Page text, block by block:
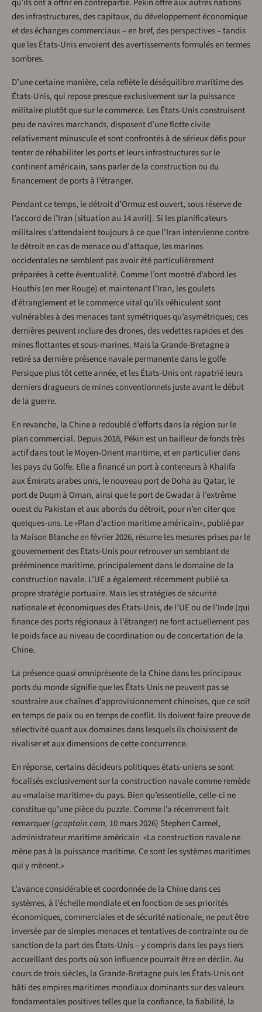
qu’ils ont à offrir en contrepartie. Pékin offre aux autres nations
des infrastructures, des capitaux, du développement économique
et des échanges commerciaux – en bref, des perspectives – tandis
que les États-Unis envoient des avertissements formulés en termes
sombres.
D’une certaine manière, cela reflète le déséquilibre maritime des
États-Unis, qui repose presque exclusivement sur la puissance
militaire plutôt que sur le commerce. Les États-Unis construisent
peu de navires marchands, disposent d’une flotte civile
relativement minuscule et sont confrontés à de sérieux défis pour
tenter de réhabiliter les ports et leurs infrastructures sur le
continent américain, sans parler de la construction ou du
financement de ports à l’étranger.
Pendant ce temps, le détroit d’Ormuz est ouvert, sous réserve de
l’accord de l’Iran [situation au 14 avril]. Si les planificateurs
militaires s’attendaient toujours à ce que l’Iran intervienne contre
le détroit en cas de menace ou d’attaque, les marines
occidentales ne semblent pas avoir été particulièrement
préparées à cette éventualité. Comme l’ont montré d’abord les
Houthis (en mer Rouge) et maintenant l’Iran, les goulets
d’étranglement et le commerce vital qu’ils véhiculent sont
vulnérables à des menaces tant symétriques qu’asymétriques; ces
dernières peuvent inclure des drones, des vedettes rapides et des
mines flottantes et sous-marines. Mais la Grande-Bretagne a
retiré sa dernière présence navale permanente dans le golfe
Persique plus tôt cette année, et les États-Unis ont rapatrié leurs
derniers dragueurs de mines conventionnels juste avant le début
de la guerre.
En revanche, la Chine a redoublé d’efforts dans la région sur le
plan commercial. Depuis 2018, Pékin est un bailleur de fonds très
actif dans tout le Moyen-Orient maritime, et en particulier dans
les pays du Golfe. Elle a financé un port à conteneurs à Khalifa
aux Émirats arabes unis, le nouveau port de Doha au Qatar, le
port de Duqm à Oman, ainsi que le port de Gwadar à l’extrême
ouest du Pakistan et aux abords du détroit, pour n’en citer que
quelques-uns. Le «Plan d’action maritime américain», publié par
la Maison Blanche en février 2026, résume les mesures prises par le
gouvernement des Etats-Unis pour retrouver un semblant de
prééminence maritime, principalement dans le domaine de la
construction navale. L’UE a également récemment publié sa
propre stratégie portuaire. Mais les stratégies de sécurité
nationale et économiques des États-Unis, de l’UE ou de l’Inde (qui
finance des ports régionaux à l’étranger) ne font actuellement pas
le poids face au niveau de coordination ou de concertation de la
Chine.
La présence quasi omniprésente de la Chine dans les principaux
ports du monde signifie que les États-Unis ne peuvent pas se
soustraire aux chaînes d’approvisionnement chinoises, que ce soit
en temps de paix ou en temps de conflit. Ils doivent faire preuve de
sélectivité quant aux domaines dans lesquels ils choisissent de
rivaliser et aux dimensions de cette concurrence.
En réponse, certains décideurs politiques états-uniens se sont
focalisés exclusivement sur la construction navale comme remède
au «malaise maritime» du pays. Bien qu’essentielle, celle-ci ne
constitue qu’une pièce du puzzle. Comme l’a récemment fait
remarquer (gcaptain.com, 10 mars 2026) Stephen Carmel,
administrateur maritime américain «La construction navale ne
mène pas à la puissance maritime. Ce sont les systèmes maritimes
qui y mènent.»
L’avance considérable et coordonnée de la Chine dans ces
systèmes, à l’échelle mondiale et en fonction de ses priorités
économiques, commerciales et de sécurité nationale, ne peut être
inversée par de simples menaces et tentatives de contrainte ou de
sanction de la part des États-Unis – y compris dans les pays tiers
accueillant des ports où son influence pourrait être en déclin. Au
cours de trois siècles, la Grande-Bretagne puis les États-Unis ont
bâti des empires maritimes mondiaux dominants sur des valeurs
fondamentales positives telles que la confiance, la fiabilité, la